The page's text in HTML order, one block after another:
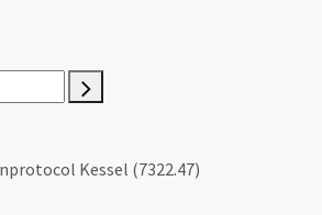
Kessel (7322.47)